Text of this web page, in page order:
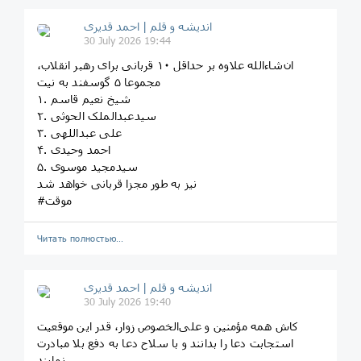
اندیشه و قلم | احمد قدیری
30 July 2026 19:44
ان‌شاءالله علاوه بر حداقل ۱۰ قربانی برای رهبر انقلاب،
مجموعا ۵ گوسفند به نیت
۱. شیخ نعیم قاسم
۲. سیدعبدالملک الحوثی
۳. علی عبداللهی
۴. احمد وحیدی
۵. سیدمجید موسوی
نیز به طور مجزا قربانی خواهد شد
#موقت
Читать полностью…
اندیشه و قلم | احمد قدیری
30 July 2026 19:40
کاش همه مؤمنین و علی‌الخصوص زوار، قدر این موقعیت
استجابت دعا را بدانند و با سلاح دعا به دفع بلا مبادرت